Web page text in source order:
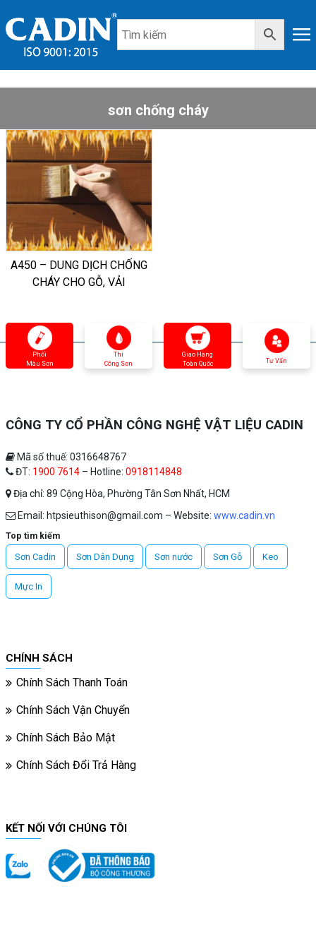
sơn chống cháy
A450 – DUNG DỊCH CHỐNG
CHÁY CHO GỖ, VẢI
Phối
Màu Sơn
Thi
Công Sơn
Giao Hàng
Toàn Quốc
Tư Vấn
CÔNG TY CỔ PHẦN CÔNG NGHỆ VẬT LIỆU CADIN
Mã số thuế: 0316648767
ĐT: 1900 7614 – Hotline: 0918114848
Địa chỉ: 89 Cộng Hòa, Phường Tân Sơn Nhất, HCM
Email: htpsieuthison@gmail.com – Website: www.cadin.vn
Top tìm kiếm
Sơn Cadin
Sơn Dân Dụng Sơn nước Sơn Gỗ Keo
Mực In
CHÍNH SÁCH
Chính Sách Thanh Toán
Chính Sách Vận Chuyển
Chính Sách Bảo Mật
Chính Sách Đổi Trả Hàng
KẾT NỐI VỚI CHÚNG TÔI